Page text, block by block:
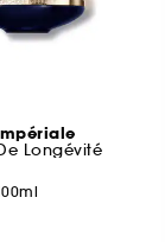
Longévité